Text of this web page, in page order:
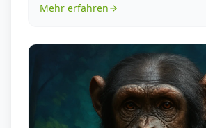
Mehr erfahren